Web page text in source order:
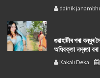
dainik
গুৱাহাটীৰ পৰা
অধিবক্তা নম্ৰতা বৰা
Kakali Deka